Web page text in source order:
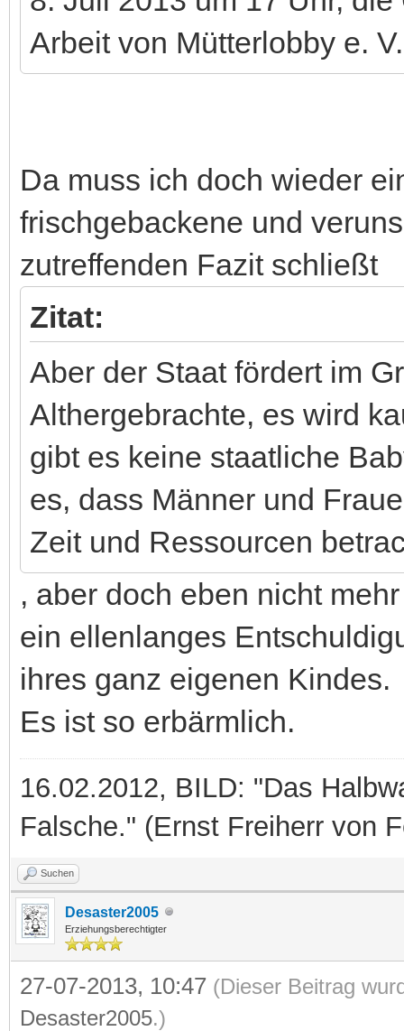
Arbeit von Mütterlobby e.
Da muss ich doch wieder
frischgebackene und
zutreffenden Fazit schließt
Zitat:
Aber der Staat fördert im
Althergebrachte, es wird
gibt es keine staatliche
es, dass Männer und
Zeit und Ressourcen
, aber doch eben nicht
ein ellenlanges
ihres ganz eigenen Kindes.
Es ist so erbärmlich.
16.02.2012, BILD: "Das
Falsche." (Ernst Freiherr von
Suchen
Desaster2005
Erziehungsberechtigter
27-07-2013, 10:47 (Dieser Beitrag
Desaster2005.)